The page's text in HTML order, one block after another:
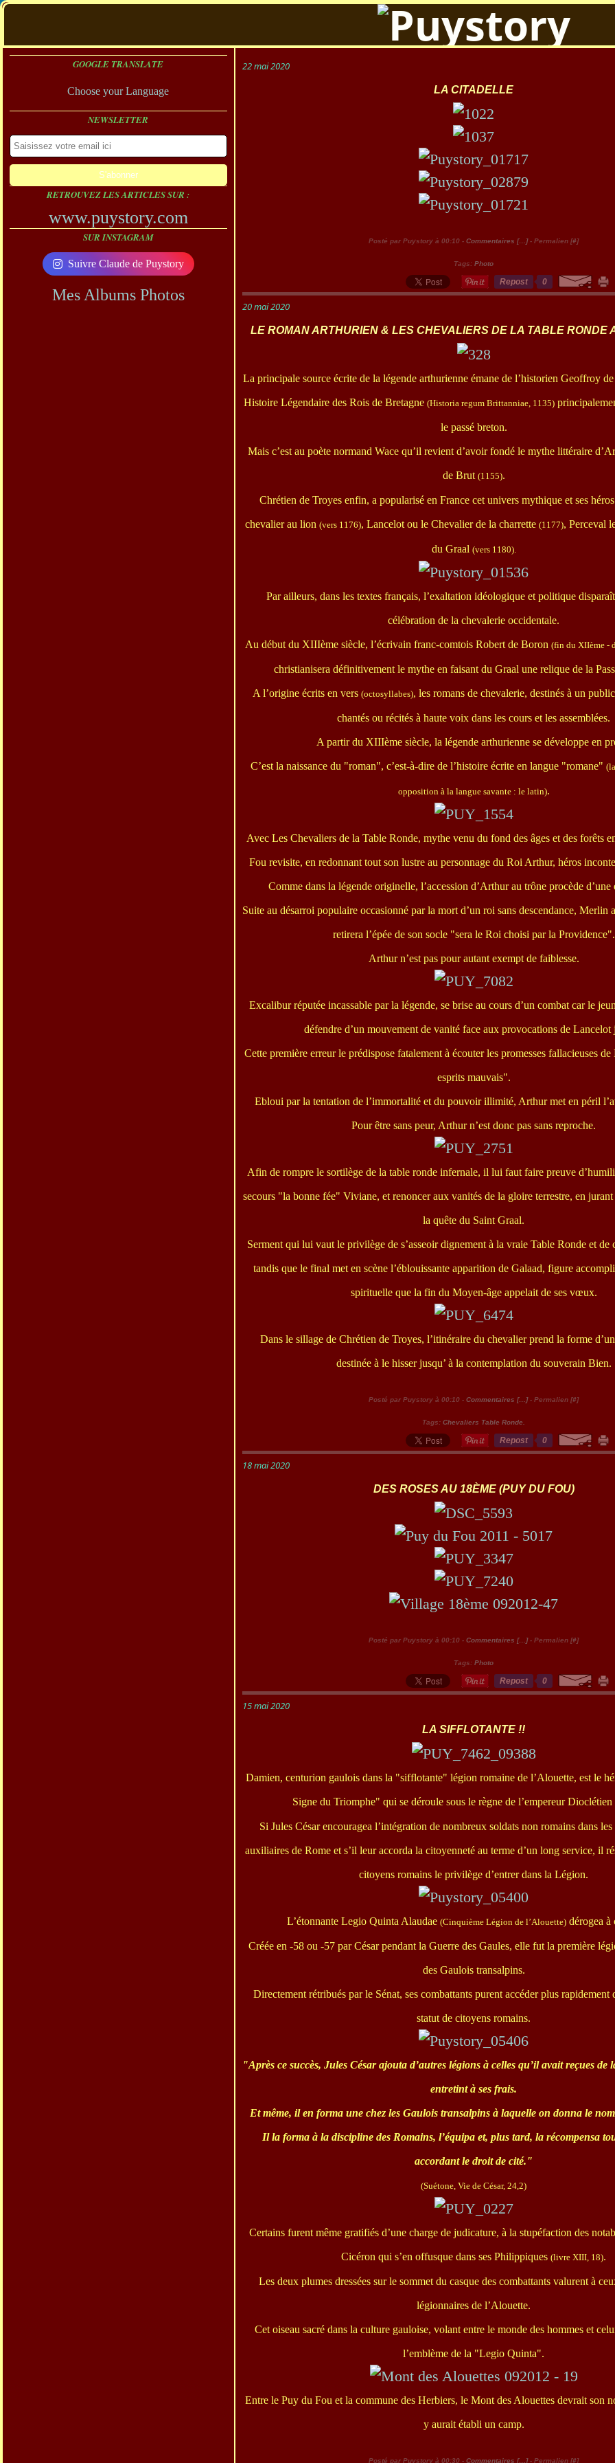
GOOGLE TRANSLATE
Choose your Language
NEWSLETTER
RETROUVEZ LES ARTICLES SUR :
www.puystory.com
SUR INSTAGRAM
Suivre Claude de Puystory
Mes Albums Photos
22 mai 2020
LA CITADELLE
Posté par Puystory à 00:10 - Commentaires [… ]- Permalien [#]
Tags: Photo
Repost 0
20 mai 2020
LE ROMAN ARTHURIEN & LES CHEVALIERS DE LA TABLE RONDE
La principale source écrite de la légende arthurienne émane de l’historien Geoffroy
Histoire Légendaire des Rois de Bretagne (Historia regum Brittanniae, 1135)
le passé breton.
Mais c’est au poète normand Wace qu’il revient d’avoir fondé le mythe littéraire
de Brut (1155).
Chrétien de Troyes enfin, a popularisé en France cet univers mythique et ses
chevalier au lion (vers 1176), Lancelot ou le Chevalier de la charrette (1177), Perceval
du Graal (vers 1180).
Par ailleurs, dans les textes français, l’exaltation idéologique et politique
célébration de la chevalerie occidentale.
Au début du XIIIème siècle, l’écrivain franc-comtois Robert de Boron (fin du XIIème -
christianisera définitivement le mythe en faisant du Graal une relique de la
A l’origine écrits en vers (octosyllabes), les romans de chevalerie, destinés à un
chantés ou récités à haute voix dans les cours et les assemblées.
A partir du XIIIème siècle, la légende arthurienne se développe en
C’est la naissance du "roman", c’est-à-dire de l’histoire écrite en langue "romane"
opposition à la langue savante : le latin).
Avec Les Chevaliers de la Table Ronde, mythe venu du fond des âges et des forêts
Fou revisite, en redonnant tout son lustre au personnage du Roi Arthur, héros
Comme dans la légende originelle, l’accession d’Arthur au trône procède
Suite au désarroi populaire occasionné par la mort d’un roi sans descendance, Merlin
retirera l’épée de son socle "sera le Roi choisi par la Providence".
Arthur n’est pas pour autant exempt de faiblesse.
Excalibur réputée incassable par la légende, se brise au cours d’un combat car le
défendre d’un mouvement de vanité face aux provocations de Lancelot
Cette première erreur le prédispose fatalement à écouter les promesses fallacieuses
esprits mauvais".
Ebloui par la tentation de l’immortalité et du pouvoir illimité, Arthur met en péril
Pour être sans peur, Arthur n’est donc pas sans reproche.
Afin de rompre le sortilège de la table ronde infernale, il lui faut faire preuve
secours "la bonne fée" Viviane, et renoncer aux vanités de la gloire terrestre, en jurant
la quête du Saint Graal.
Serment qui lui vaut le privilège de s’asseoir dignement à la vraie Table Ronde et de
tandis que le final met en scène l’éblouissante apparition de Galaad, figure
spirituelle que la fin du Moyen-âge appelait de ses vœux.
Dans le sillage de Chrétien de Troyes, l’itinéraire du chevalier prend la forme
destinée à le hisser jusqu’ à la contemplation du souverain Bien.
Posté par Puystory à 00:10 - Commentaires [… ]- Permalien [#]
Tags: Chevaliers Table Ronde.
Repost 0
18 mai 2020
DES ROSES AU 18ÈME (PUY DU FOU)
Posté par Puystory à 00:10 - Commentaires [… ]- Permalien [#]
Tags: Photo
Repost 0
15 mai 2020
LA SIFFLOTANTE !!
Damien, centurion gaulois dans la "sifflotante" légion romaine de l’Alouette, est le
Signe du Triomphe" qui se déroule sous le règne de l’empereur Dioclétien
Si Jules César encouragea l’intégration de nombreux soldats non romains dans les
auxiliaires de Rome et s’il leur accorda la citoyenneté au terme d’un long service, il
citoyens romains le privilège d’entrer dans la Légion.
L’étonnante Legio Quinta Alaudae (Cinquième Légion de l’Alouette) dérogea à
Créée en -58 ou -57 par César pendant la Guerre des Gaules, elle fut la première
des Gaulois transalpins.
Directement rétribués par le Sénat, ses combattants purent accéder plus rapidement
statut de citoyens romains.
"Après ce succès, Jules César ajouta d’autres légions à celles qu’il avait reçues de
entretint à ses frais.
Et même, il en forma une chez les Gaulois transalpins à laquelle on donna le
Il la forma à la discipline des Romains, l’équipa et, plus tard, la récompensa
accordant le droit de cité."
(Suétone, Vie de César, 24,2)
Certains furent même gratifiés d’une charge de judicature, à la stupéfaction des
Cicéron qui s’en offusque dans ses Philippiques (livre XIII, 18).
Les deux plumes dressées sur le sommet du casque des combattants valurent à
légionnaires de l’Alouette.
Cet oiseau sacré dans la culture gauloise, volant entre le monde des hommes et
l’emblème de la "Legio Quinta".
Entre le Puy du Fou et la commune des Herbiers, le Mont des Alouettes devrait son
y aurait établi un camp.
Posté par Puystory à 00:30 - Commentaires [… ]- Permalien [#]